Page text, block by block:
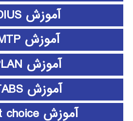
آموزش EDIUS
آموزش EMTP
آموزش ePLAN
آموزش ETABS
آموزش expert choice